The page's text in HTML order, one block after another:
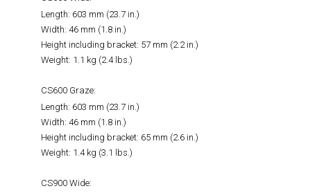
Length: 603 mm (23.7 in.)
Width: 46 mm (1.8 in.)
Height including bracket: 57 mm (2.2 in.)
Weight: 1.1 kg (2.4 lbs.)
CS600 Graze:
Length: 603 mm (23.7 in.)
Width: 46 mm (1.8 in.)
Height including bracket: 65 mm (2.6 in.)
Weight: 1.4 kg (3.1 lbs.)
CS900 Wide: